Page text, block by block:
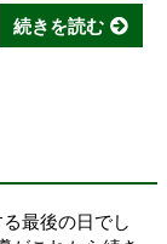
続きを読む
最後の日でし